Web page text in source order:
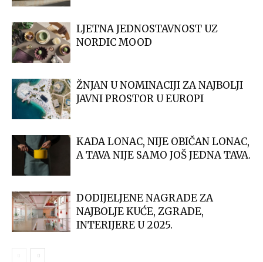
LJETNA JEDNOSTAVNOST UZ
NORDIC MOOD
ŽNJAN U NOMINACIJI ZA NAJBOLJI
JAVNI PROSTOR U EUROPI
KADA LONAC, NIJE OBIČAN LONAC,
A TAVA NIJE SAMO JOŠ JEDNA TAVA.
DODIJELJENE NAGRADE ZA
NAJBOLJE KUĆE, ZGRADE,
INTERIJERE U 2025.